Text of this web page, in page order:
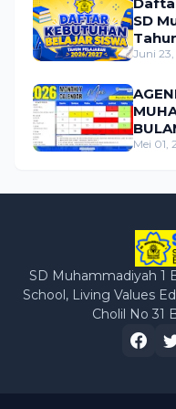
SD
Juni
Mei 01,
SD Muhammadiyah 1
School, Living Values
Cholil No 31